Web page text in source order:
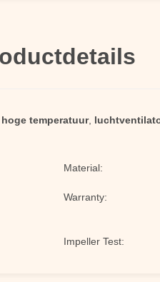
temperatuur,
Material:
Warranty:
Impeller Test: